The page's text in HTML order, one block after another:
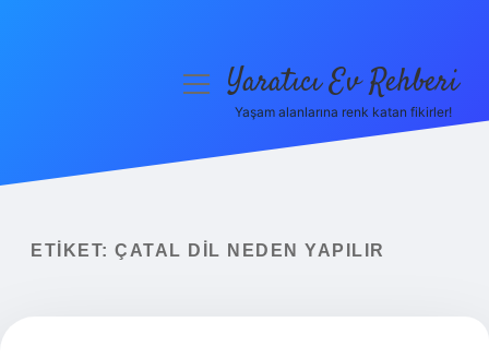
Yasal Uyarı
menüyüYaratıcı Ev Rehberi
Yaşam alanlarına renk katan fikirler!
ETIKET: ÇATAL DIL NEDEN YAPILIR